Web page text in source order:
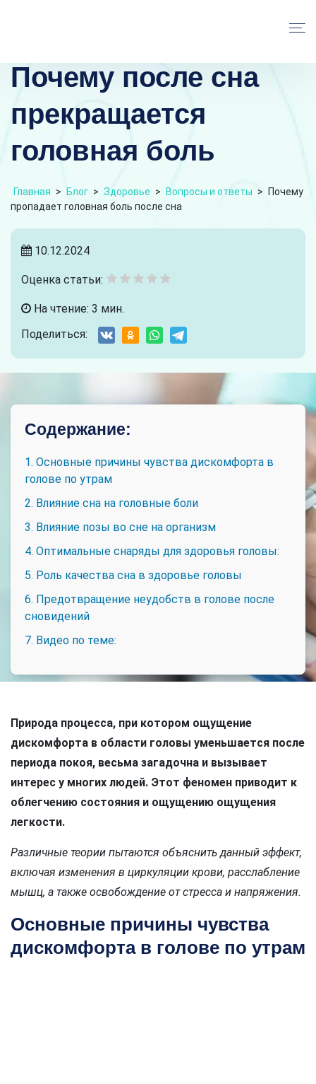
Почему после сна
прекращается
головная боль
Главная > Блог > Здоровье > Вопросы и ответы >
Почему
пропадает головная боль после сна
10.12.2024
Оценка статьи:
На чтение: 3 мин.
Поделиться:
Содержание:
1. Основные причины чувства дискомфорта в
голове по утрам
2. Влияние сна на головные боли
3. Влияние позы во сне на организм
4. Оптимальные снаряды для здоровья головы:
5. Роль качества сна в здоровье головы
6. Предотвращение неудобств в голове после
сновидений
7. Видео по теме:
Природа процесса, при котором ощущение
дискомфорта в области головы уменьшается после
периода покоя, весьма загадочна и вызывает
интерес у многих людей. Этот феномен приводит к
облегчению состояния и ощущению ощущения
легкости.
Различные теории пытаются объяснить данный эффект,
включая изменения в циркуляции крови, расслабление
мышц, а также освобождение от стресса и напряжения.
Основные причины чувства
дискомфорта в голове по утрам